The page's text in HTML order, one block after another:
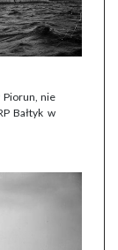
Piorun, nie
Bałtyk w